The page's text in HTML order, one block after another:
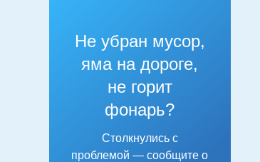
Не убран мусор,
яма на дороге,
не горит
фонарь?
Столкнулись с
проблемой — сообщите о